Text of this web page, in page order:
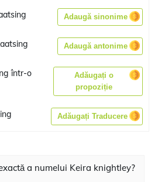
Adaugă sinonime
Adaugă antonime
într-o
Adăugați o
propoziție
Adăugați Traducere
a numelui Keira knightley?